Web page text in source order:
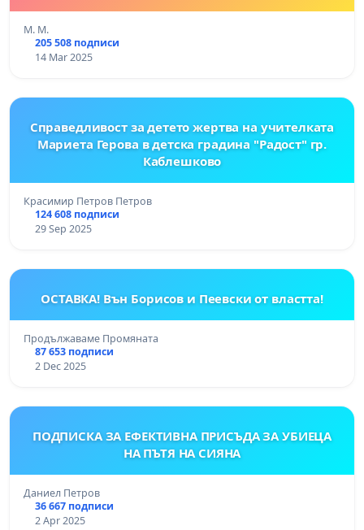
M. M.
205 508 подписи
14 Mar 2025
Справедливост за детето жертва на учителката
Мариета Герова в детска градина "Радост" гр.
Каблешково
Красимир Петров Петров
124 608 подписи
29 Sep 2025
ОСТАВКА! Вън Борисов и Пеевски от властта!
Продължаваме Промяната
87 653 подписи
2 Dec 2025
ПОДПИСКА ЗА ЕФЕКТИВНА ПРИСЪДА ЗА УБИЕЦА
НА ПЪТЯ НА СИЯНА
Даниел Петров
36 667 подписи
2 Apr 2025